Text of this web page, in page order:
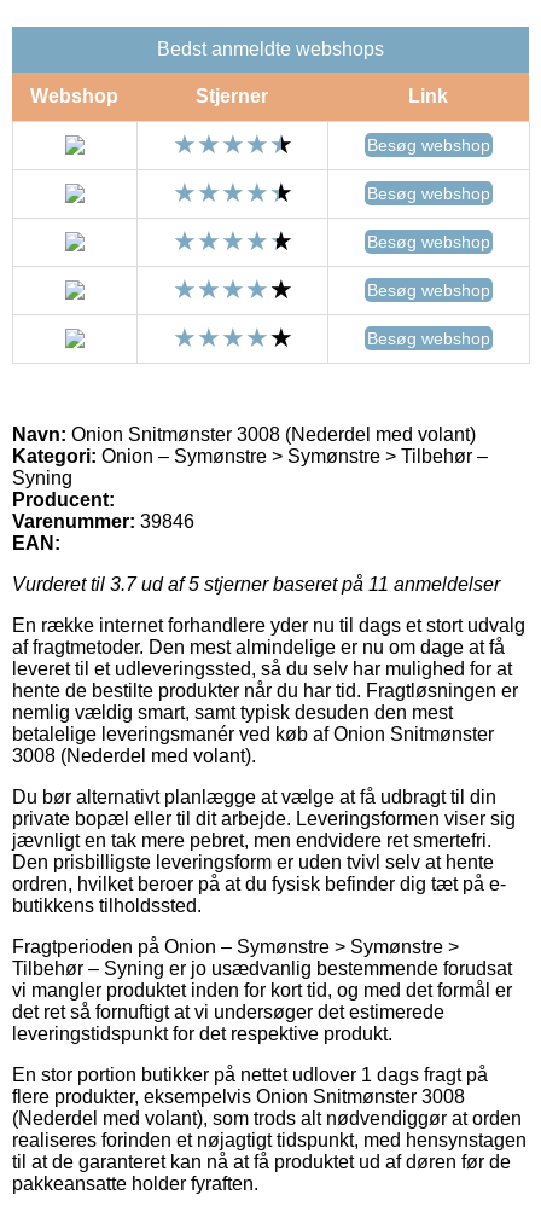
Bedst anmeldte webshops
Webshop Stjerner Link
Besøg webshop
Besøg webshop
Besøg webshop
Besøg webshop
Besøg webshop
Navn: Onion Snitmønster 3008 (Nederdel med volant)
Kategori: Onion – Symønstre > Symønstre > Tilbehør –
Syning
Producent:
Varenummer: 39846
EAN:
Vurderet til 3.7ud af 5 stjerner baseret på 11 anmeldelser
En række internet forhandlere yder nu til dags et stort udvalg
af fragtmetoder. Den mest almindelige er nu om dage at få
leveret til et udleveringssted, så du selv har mulighed for at
hente de bestilte produkter når du har tid. Fragtløsningen er
nemlig vældig smart, samt typisk desuden den mest
betalelige leveringsmanér ved køb af Onion Snitmønster
3008 (Nederdel med volant).
Du bør alternativt planlægge at vælge at få udbragt til din
private bopæl eller til dit arbejde. Leveringsformen viser sig
jævnligt en tak mere pebret, men endvidere ret smertefri.
Den prisbilligste leveringsform er uden tvivl selv at hente
ordren, hvilket beroer på at du fysisk befinder dig tæt på e-
butikkens tilholdssted.
Fragtperioden på Onion – Symønstre > Symønstre >
Tilbehør – Syning er jo usædvanlig bestemmende forudsat
vi mangler produktet inden for kort tid, og med det formål er
det ret så fornuftigt at vi undersøger det estimerede
leveringstidspunkt for det respektive produkt.
En stor portion butikker på nettet udlover 1 dags fragt på
flere produkter, eksempelvis Onion Snitmønster 3008
(Nederdel med volant), som trods alt nødvendiggør at orden
realiseres forinden et nøjagtigt tidspunkt, med hensynstagen
til at de garanteret kan nå at få produktet ud af døren før de
pakkeansatte holder fyraften.